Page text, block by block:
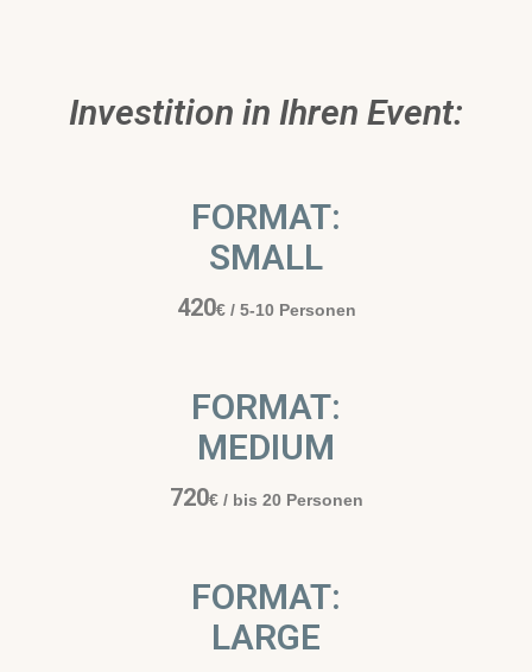
Investition in Ihren Event:
FORMAT:
SMALL
420€/ 5-10 Personen
FORMAT:
MEDIUM
720€/ bis 20 Personen
FORMAT:
LARGE